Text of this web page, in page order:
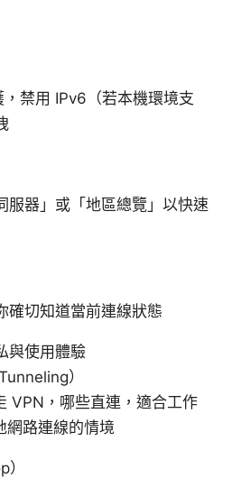
禁用 IPv6（若本機環境支
服器」或「地區總覽」以快速
確切知道當前連線狀態
與使用體驗
）
VPN，哪些直連，適合工作
網路連線的情境